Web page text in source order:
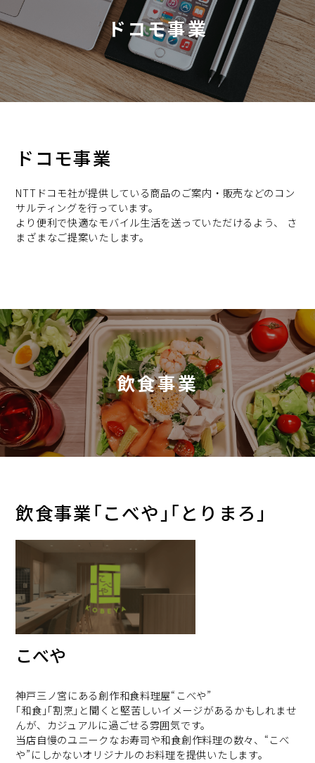
ドコモ事業
ドコモ事業
NTTドコモ社が提供している商品のご案内・販売などのコン
サルティングを行っています。
より便利で快適なモバイル生活を送っていただけるよう、 さ
まざまなご提案いたします。
飲食事業
飲食事業｢こべや｣｢とりまろ｣
こべや
神戸三ノ宮にある創作和食料理屋“こべや”
｢和食｣｢割烹｣と聞くと堅苦しいイメージがあるかもしれませ
んが、カジュアルに過ごせる雰囲気です。
当店自慢のユニークなお寿司や和食創作料理の数々、“こべ
や”にしかないオリジナルのお料理を提供いたします。